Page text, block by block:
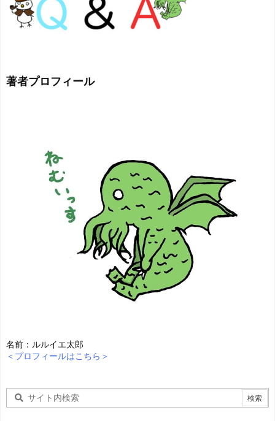
著者プロフィール
名前：ルルイエ太郎
＜プロフィールはこちら＞